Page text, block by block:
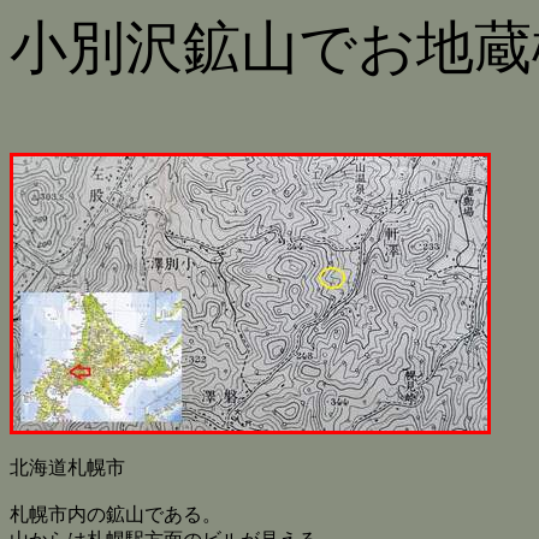
小別沢鉱山でお地
北海道札幌市
札幌市内の鉱山である。